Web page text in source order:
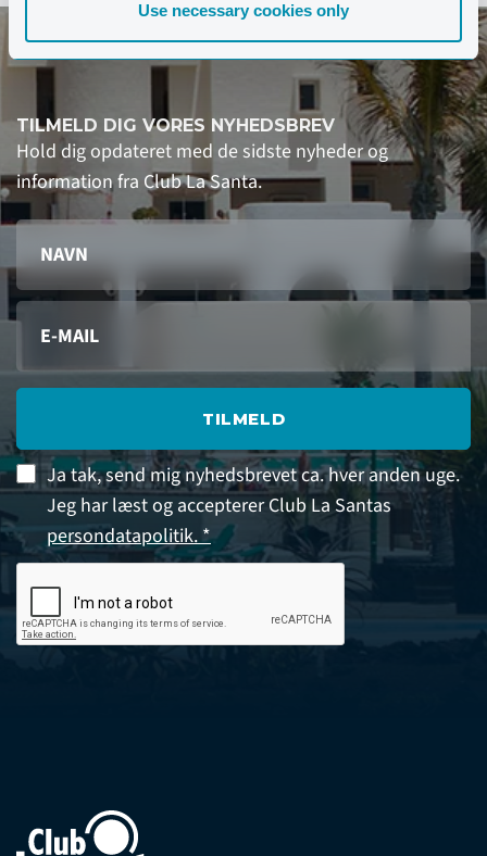
Use necessary cookies only
TILMELD DIG VORES NYHEDSBREV
Hold dig opdateret med de sidste nyheder og
information fra Club La Santa.
TILMELD
Ja tak, send mig nyhedsbrevet ca. hver anden uge.
Jeg har læst og accepterer Club La Santas
persondatapolitik. *